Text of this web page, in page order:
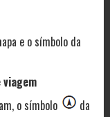
e o símbolo da
o símbolo
da